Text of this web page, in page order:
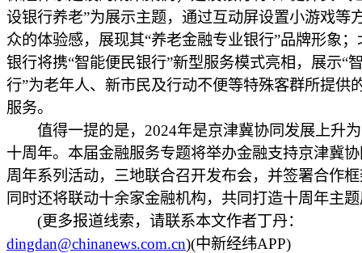
设银行养老”为展示主题，通过互动屏设置小游戏等
众的体验感，展现其“养老金融专业银行”品牌形象；
银行将携“智能便民银行”新型服务模式亮相，展示“
行”为老年人、新市民及行动不便等特殊客群所提供
服务。
值得一提的是，2024年是京津冀协同发展上升
十周年。本届金融服务专题将举办金融支持京津冀
周年系列活动，三地联合召开发布会，并签署合作
同时还将联动十余家金融机构，共同打造十周年主
(更多报道线索，请联系本文作者丁丹：
dingdan@chinanews.com.cn)(中新经纬APP)